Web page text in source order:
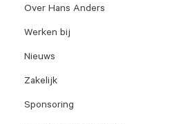
Over Hans Anders
Werken bij
Nieuws
Zakelijk
Sponsoring